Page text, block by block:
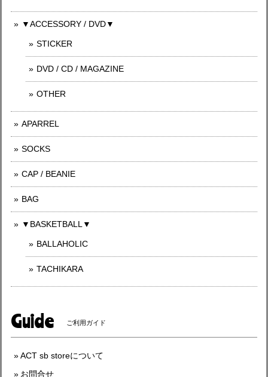
▼ACCESSORY / DVD▼
STICKER
DVD / CD / MAGAZINE
OTHER
APARREL
SOCKS
CAP / BEANIE
BAG
▼BASKETBALL▼
BALLAHOLIC
TACHIKARA
Guide ご利用ガイド
ACT sb storeについて
お問合せ